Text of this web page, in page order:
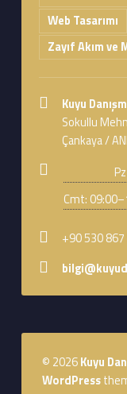
Web Tasarımı
Zayıf Akım ve
Address:
Kuyu
Sokullu
Çankaya /
Cmt:
Phone number:
+90 530
Email address:
© 2026Kuyu
WordPress